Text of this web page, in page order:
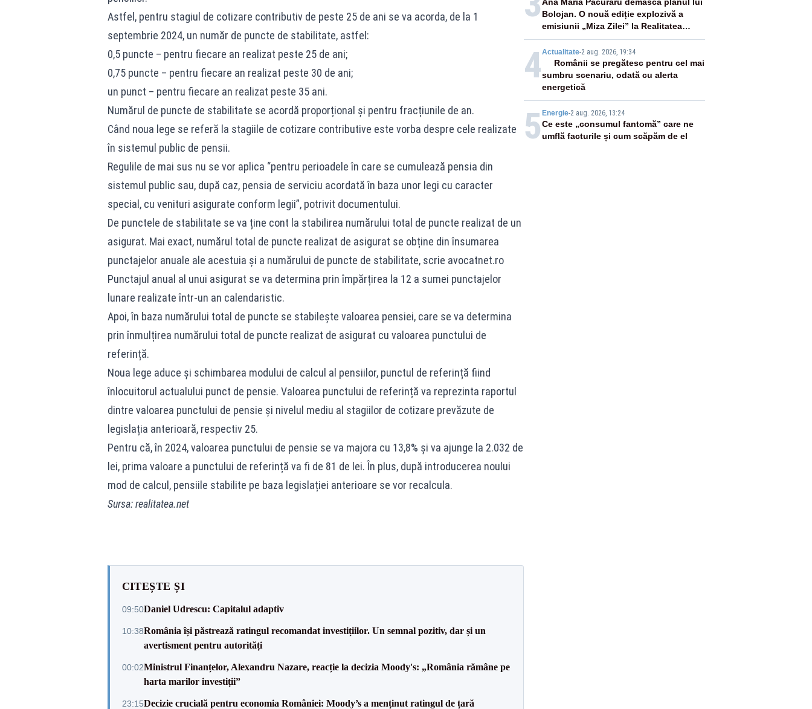
Astfel, pentru stagiul de cotizare contributiv de peste 25 de ani se va acorda, de la 1
septembrie 2024, un număr de puncte de stabilitate, astfel:
0,5 puncte – pentru fiecare an realizat peste 25 de ani;
0,75 puncte – pentru fiecare an realizat peste 30 de ani;
un punct – pentru fiecare an realizat peste 35 ani.
Numărul de puncte de stabilitate se acordă proporțional și pentru fracțiunile de an.
Când noua lege se referă la stagiile de cotizare contributive este vorba despre cele realizate
în sistemul public de pensii.
Regulile de mai sus nu se vor aplica “pentru perioadele în care se cumulează pensia din
sistemul public sau, după caz, pensia de serviciu acordată în baza unor legi cu caracter
special, cu venituri asigurate conform legii”, potrivit documentului.
De punctele de stabilitate se va ține cont la stabilirea numărului total de puncte realizat de un
asigurat. Mai exact, numărul total de puncte realizat de asigurat se obține din însumarea
punctajelor anuale ale acestuia și a numărului de puncte de stabilitate, scrie avocatnet.ro
Punctajul anual al unui asigurat se va determina prin împărțirea la 12 a sumei punctajelor
lunare realizate într-un an calendaristic.
Apoi, în baza numărului total de puncte se stabilește valoarea pensiei, care se va determina
prin înmulțirea numărului total de puncte realizat de asigurat cu valoarea punctului de
referință.
Noua lege aduce și schimbarea modului de calcul al pensiilor, punctul de referință fiind
înlocuitorul actualului punct de pensie. Valoarea punctului de referință va reprezinta raportul
dintre valoarea punctului de pensie și nivelul mediu al stagiilor de cotizare prevăzute de
legislația anterioară, respectiv 25.
Pentru că, în 2024, valoarea punctului de pensie se va majora cu 13,8% și va ajunge la 2.032 de
lei, prima valoare a punctului de referință va fi de 81 de lei. În plus, după introducerea noului
mod de calcul, pensiile stabilite pe baza legislației anterioare se vor recalcula.
Sursa:realitatea.net
CITEȘTE ȘI
09:50Daniel Udrescu: Capitalul adaptiv
10:38România își păstrează ratingul recomandat investițiilor. Un semnal pozitiv, dar și un
avertisment pentru autorități
00:02Ministrul Finanțelor, Alexandru Nazare, reacție la decizia Moody's: „România rămâne pe
harta marilor investiții”
23:15Decizie crucială pentru economia României: Moody’s a menținut ratingul de țară
Bolojan. O nouă ediție explozivă a
emisiunii „Miza Zilei” la Realitatea
PLUS
4Actualitate-2 aug. 2026, 19:34
Românii se pregătesc pentru cel mai
sumbru scenariu, odată cu alerta
energetică
5 Energie-2 aug. 2026, 13:24
Ce este „consumul fantomă” care ne
umflă facturile și cum scăpăm de el